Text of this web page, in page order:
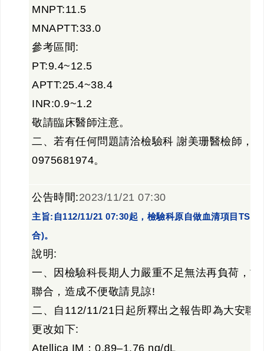
MNPT:11.5
MNAPTT:33.0
參考區間:
PT:9.4~12.5
APTT:25.4~38.4
INR:0.9~1.2
敬請臨床醫師注意。
二、若有任何問題請洽檢驗科 謝美珊醫檢師，
0975681974。
公告時間:2023/11/21 07:30
主旨:自112/11/21 07:30起，檢驗科原自做血清項目TSH
合)。
說明:
一、因檢驗科長期人力嚴重不足無法再負荷，
聯合，造成不便敬請見諒!
二、自112/11/21日起所釋出之報告即為大安聯
更改如下:
Atellica IM：0.89–1.76 ng/dL